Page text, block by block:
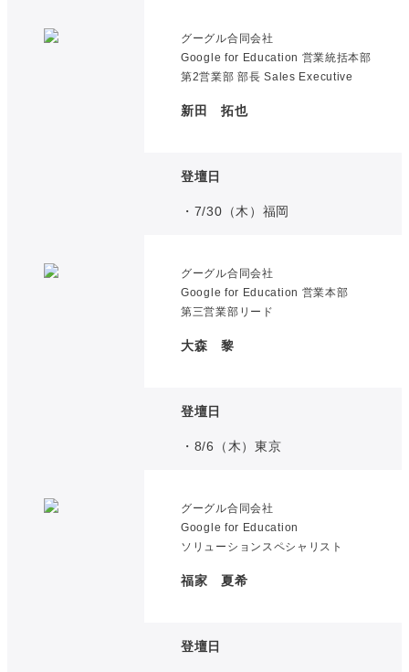
グーグル合同会社
Google for Education 営業統括本部
第2営業部 部長 Sales Executive
新田 拓也
登壇日
・7/30（木）福岡
グーグル合同会社
Google for Education 営業本部
第三営業部リード
大森 黎
登壇日
・8/6（木）東京
グーグル合同会社
Google for Education
ソリューションスペシャリスト
福家 夏希
登壇日